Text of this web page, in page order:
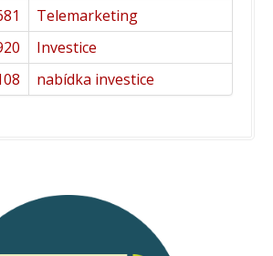
Telemarketing
Investice
nabídka investice